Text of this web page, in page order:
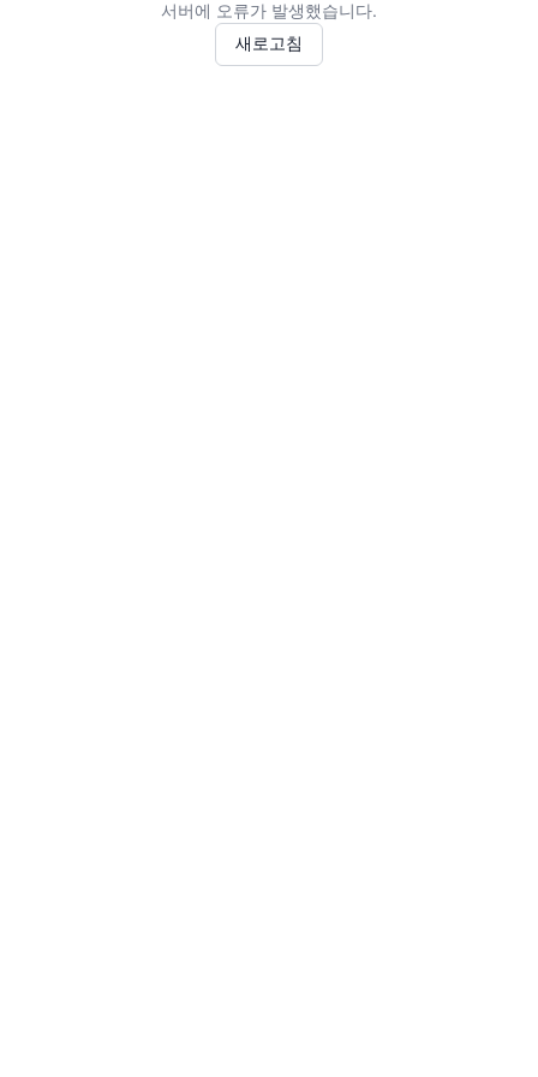
서버에 오류가 발생했습니다.
새로고침